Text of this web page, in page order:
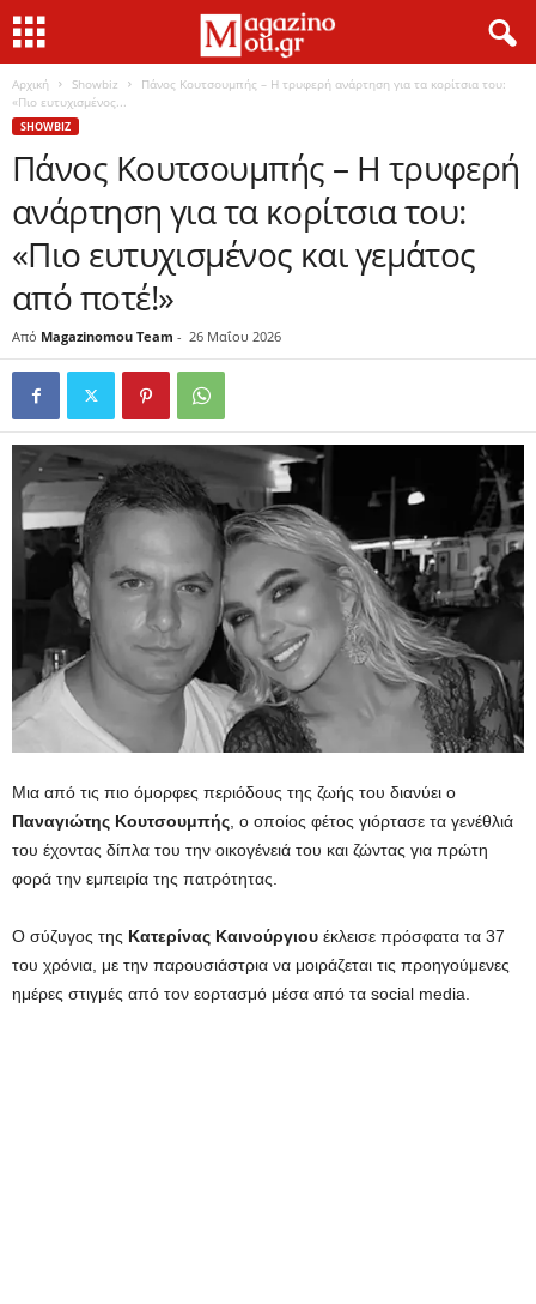
Αρχική Showbiz
Πάνος Κουτσουμπής – Η τρυφερή ανάρτηση για τα κορίτσια του:
«Πιο ευτυχισμένος...
SHOWBIZ
Πάνος Κουτσουμπής – Η τρυφερή
ανάρτηση για τα κορίτσια του:
«Πιο ευτυχισμένος και γεμάτος
από ποτέ!»
Από Magazinomou Team - 26 Μαΐου 2026
Μια από τις πιο όμορφες περιόδους της ζωής του διανύει ο
Παναγιώτης Κουτσουμπής, ο οποίος φέτος γιόρτασε τα γενέθλιά
του έχοντας δίπλα του την οικογένειά του και ζώντας για πρώτη
φορά την εμπειρία της πατρότητας.
Ο σύζυγος της Κατερίνας Καινούργιου έκλεισε πρόσφατα τα 37
του χρόνια, με την παρουσιάστρια να μοιράζεται τις προηγούμενες
ημέρες στιγμές από τον εορτασμό μέσα από τα social media.